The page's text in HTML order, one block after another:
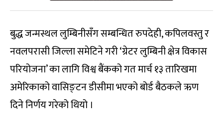
बुद्ध जन्मस्थल लुम्बिनीसँग सम्बन्धित रुपदेही, कपिलवस्तु र
नवलपरासी जिल्ला समेटिने गरी ‘ग्रेटर लुम्बिनी क्षेत्र विकास
परियोजना’ का लागि विश्व बैंकको गत मार्च १३ तारिखमा
अमेरिकाको वासिङ्टन डीसीमा भएको बोर्ड बैठकले ऋण
दिने निर्णय गरेको थियो ।